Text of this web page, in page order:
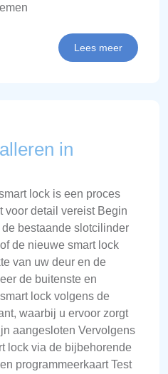
Lees meer
in
lock is een proces
voor detail vereist Begin
bestaande slotcilinder
de nieuwe smart lock
van uw deur en de
de buitenste en
lock volgens de
waarbij u ervoor zorgt
aangesloten Vervolgens
lock via de bijbehorende
programmeerkaart Test